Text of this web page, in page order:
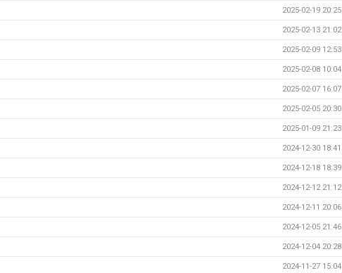
2025-02-19 20:25
2025-02-13 21:02
2025-02-09 12:53
2025-02-08 10:04
2025-02-07 16:07
2025-02-05 20:30
2025-01-09 21:23
2024-12-30 18:41
2024-12-18 18:39
2024-12-12 21:12
2024-12-11 20:06
2024-12-05 21:46
2024-12-04 20:28
2024-11-27 15:04